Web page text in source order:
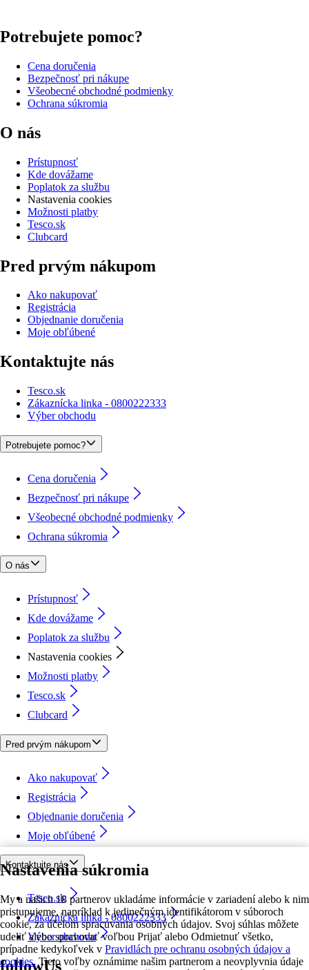
Nastavenia súkromia
My a našich 18 partnerov ukladáme informácie v zariadení alebo k nim
pristupujeme, napríklad k jedinečným identifikátorom v súboroch
cookie, za účelom spracúvania osobných údajov. Svoj súhlas môžete
udeliť alebo spravovať voľbou Prijať alebo Odmietnuť všetko,
prípadne kedykoľvek v Pravidlách pre ochranu osobných údajov a
cookies. Tieto voľby oznámime našim partnerom a neovplyvnia údaje
Potrebujete pomoc?
Cena doručenia
Bezpečnosť pri nákupe
Všeobecné obchodné podmienky
Ochrana súkromia
O nás
Prístupnosť
Kde dovážame
Poplatok za službu
Nastavenia cookies
Možnosti platby
Tesco.sk
Clubcard
Pred prvým nákupom
Ako nakupovať
Registrácia
Objednanie doručenia
Moje obľúbené
Kontaktujte nás
Tesco.sk
Zákaznícka linka - 0800222333
Výber obchodu
Potrebujete pomoc?
Cena doručenia
Bezpečnosť pri nákupe
Všeobecné obchodné podmienky
Ochrana súkromia
O nás
Prístupnosť
Kde dovážame
Poplatok za službu
Nastavenia cookies
Možnosti platby
Tesco.sk
Clubcard
Pred prvým nákupom
Ako nakupovať
Registrácia
Objednanie doručenia
Moje obľúbené
Kontaktujte nás
Tesco.sk
Zákaznícka linka - 0800222333
Výber obchodu
followUs